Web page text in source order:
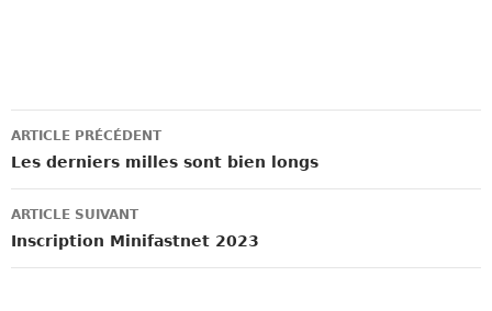
Navigation
des
articles
ARTICLE PRÉCÉDENT
Les derniers milles sont bien longs
ARTICLE SUIVANT
Inscription Minifastnet 2023